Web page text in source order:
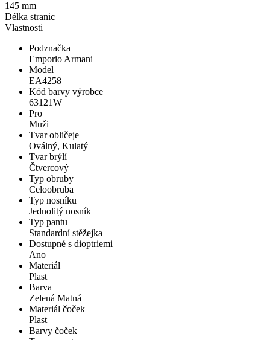
Vlastnosti
Podznačka
Emporio Armani
Model
EA4258
Kód barvy výrobce
63121W
Pro
Muži
Tvar obličeje
Oválný, Kulatý
Tvar brýlí
Čtvercový
Typ obruby
Celoobruba
Typ nosníku
Jednolitý nosník
Typ pantu
Standardní stěžejka
Dostupné s dioptriemi
Ano
Materiál
Plast
Barva
Zelená Matná
Materiál čoček
Plast
Barvy čoček
145 mm
Délka stranic